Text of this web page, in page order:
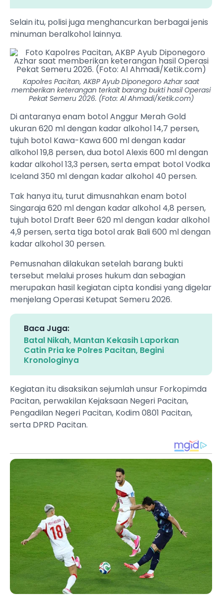
Selain itu, polisi juga menghancurkan berbagai jenis
minuman beralkohol lainnya.
Kapolres Pacitan, AKBP Ayub Diponegoro Azhar saat
memberikan keterangan terkait barang bukti hasil Operasi
Pekat Semeru 2026. (Foto: Al Ahmadi/Ketik.com)
Di antaranya enam botol Anggur Merah Gold
ukuran 620 ml dengan kadar alkohol 14,7 persen,
tujuh botol Kawa-Kawa 600 ml dengan kadar
alkohol 19,8 persen, dua botol Alexis 600 ml dengan
kadar alkohol 13,3 persen, serta empat botol Vodka
Iceland 350 ml dengan kadar alkohol 40 persen.
Tak hanya itu, turut dimusnahkan enam botol
Singaraja 620 ml dengan kadar alkohol 4,8 persen,
tujuh botol Draft Beer 620 ml dengan kadar alkohol
4,9 persen, serta tiga botol arak Bali 600 ml dengan
kadar alkohol 30 persen.
Pemusnahan dilakukan setelah barang bukti
tersebut melalui proses hukum dan sebagian
merupakan hasil kegiatan cipta kondisi yang digelar
menjelang Operasi Ketupat Semeru 2026.
Baca Juga:
Batal Nikah, Mantan Kekasih Laporkan
Catin Pria ke Polres Pacitan, Begini
Kronologinya
Kegiatan itu disaksikan sejumlah unsur Forkopimda
Pacitan, perwakilan Kejaksaan Negeri Pacitan,
Pengadilan Negeri Pacitan, Kodim 0801 Pacitan,
serta DPRD Pacitan.